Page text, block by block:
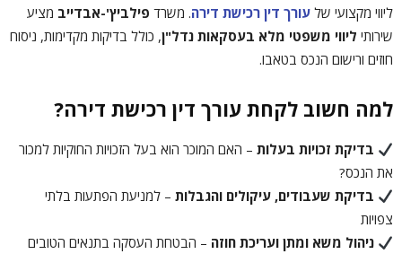
ליווי מקצועי של עורך דין רכישת דירה. משרד פילביץ'-אבדייב מציע
שירותי ליווי משפטי מלא בעסקאות נדל"ן, כולל בדיקות מקדימות, ניסוח
חוזים ורישום הנכס בטאבו.
למה חשוב לקחת עורך דין רכישת דירה?
בדיקת זכויות בעלות – האם המוכר הוא בעל הזכויות החוקיות למכור
את הנכס?
בדיקת שעבודים, עיקולים והגבלות – למניעת הפתעות בלתי
צפויות
ניהול משא ומתן ועריכת חוזה – הבטחת העסקה בתנאים הטובים